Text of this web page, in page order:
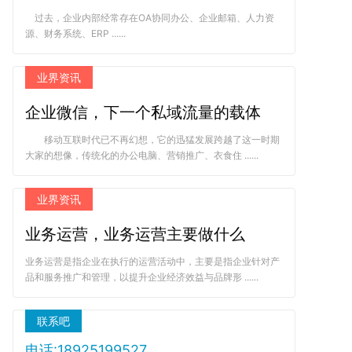
过去，企业内部经常存在OA协同办公、企业邮箱、人力资
源、财务系统、ERP ......
业界资讯
企业微信，下一个私域流量的载体
移动互联时代已不再幻想，它的迅猛发展跨越了这一时期
大家的想像，传统化的办公电脑、营销推广、衣食住 ......
业界资讯
业务运营，业务运营主要做什么
业务运营是指企业在执行的运营活动中，主要是指企业针对产
品和服务推广和管理，以提升企业经济效益与品牌形 ......
联系吧